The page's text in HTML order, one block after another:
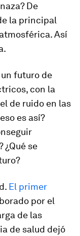
De
la principal
Así
un futuro de
con la
de ruido en las
es así?
¿Qué se
El primer
por el
de las
de salud dejó